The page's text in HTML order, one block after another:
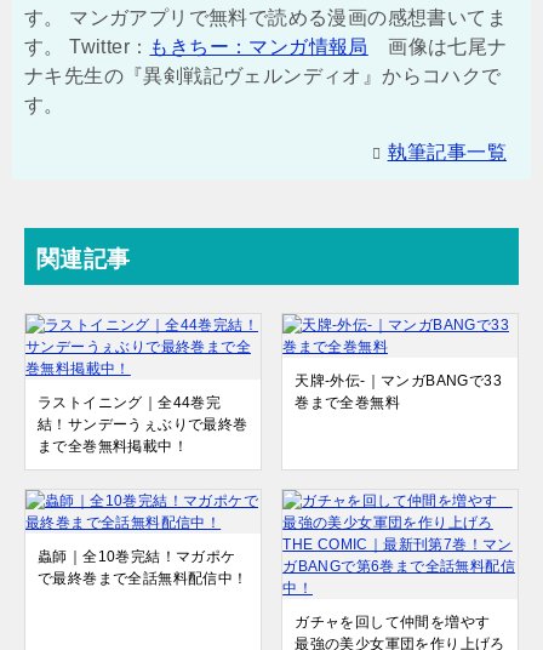
す。 マンガアプリで無料で読める漫画の感想書いてま
す。 Twitter： もきちー：マンガ情報局
画像は七尾ナ
ナキ先生の『異剣戦記ヴェルンディオ』からコハクで
す。
執筆記事一覧
関連記事
ラストイニング｜全44巻完
結！サンデーうぇぶりで最終巻
まで全巻無料掲載中！
天牌-外伝-｜マンガBANGで33
巻まで全巻無料
蟲師｜全10巻完結！マガポケ
で最終巻まで全話無料配信中！
ガチャを回して仲間を増やす
最強の美少女軍団を作り上げろ